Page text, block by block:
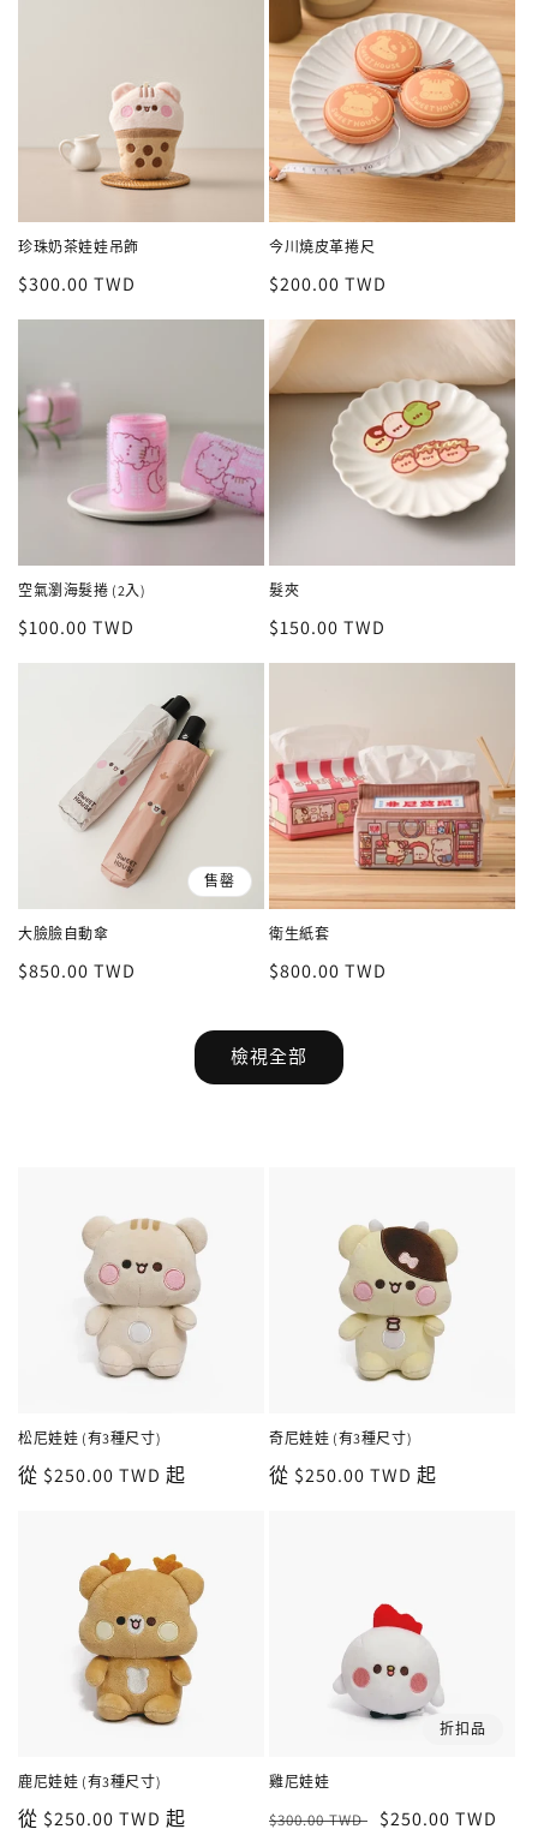
珍珠奶茶娃娃吊飾
定
$300.00 TWD
今川燒皮革捲尺
定
$200.00 TWD
空氣瀏海髮捲 (2入)
定
$100.00 TWD
髮夾
定
$150.00 TWD
售罄
大臉臉自動傘
定
$850.00 TWD
衛生紙套
定
$800.00 TWD
檢視全部
松尼娃娃 (有3種尺寸)
定
從 $250.00 TWD 起
奇尼娃娃 (有3種尺寸)
定
從 $250.00 TWD 起
鹿尼娃娃 (有3種尺寸)
定
從 $250.00 TWD 起
折扣品
雞尼娃娃
定
$300.00 TWD
售
$250.00 TWD